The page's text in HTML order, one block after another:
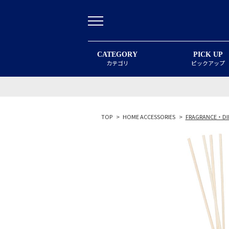
CATEGORY
カテゴリ
PICK UP
ピックアップ
TOP > HOME ACCESSORIES > FRAGRANCE・